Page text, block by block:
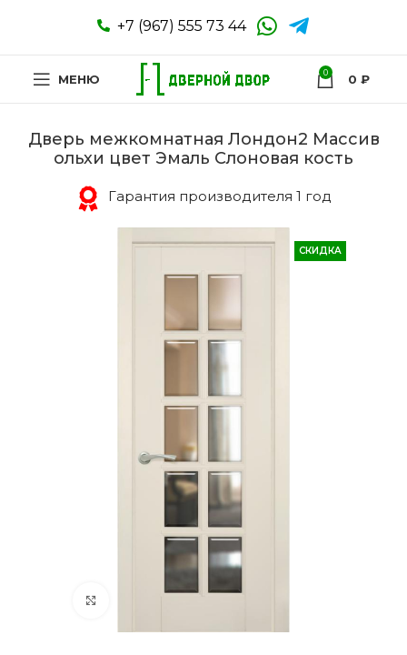
+7 (967) 555 73 44
МЕНЮ 0 0 ₽
Дверь межкомнатная Лондон2 Массив
ольхи цвет Эмаль Слоновая кость
Гарантия производителя 1 год
СКИДКА